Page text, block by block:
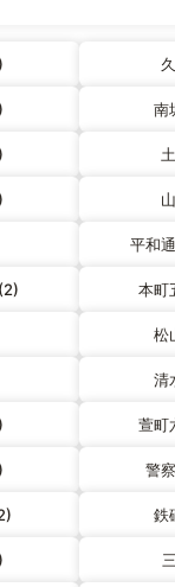
南
平和
本町
松
清
萱町
警
鉄